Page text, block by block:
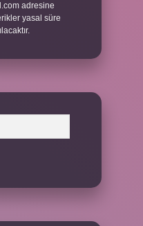
adresine
yasal süre